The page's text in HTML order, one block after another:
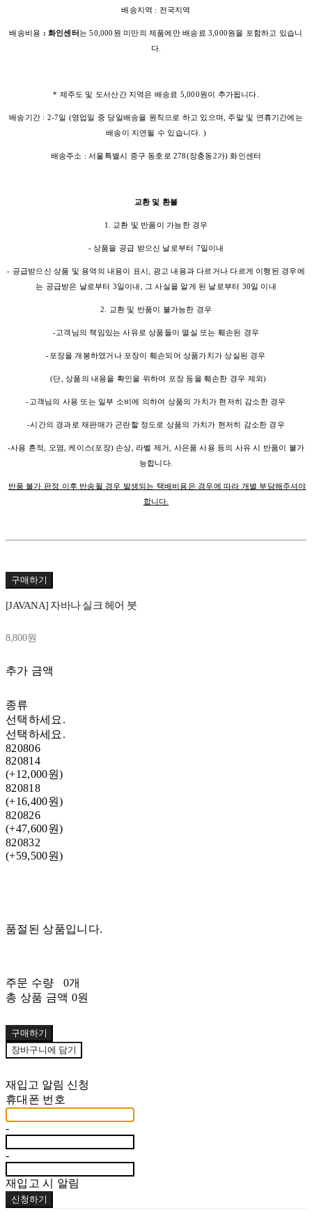
배송지역 : 전국지역
배송비용 : 화인센터는 50,000원 미만의 제품에만 배송료 3,000원을 포함하고 있습니
다.
* 제주도 및 도서산간 지역은 배송료 5,000원이 추가됩니다.
배송기간 : 2-7일 (영업일 중 당일배송을 원칙으로 하고 있으며, 주말 및 연휴기간에는
배송이 지연될 수 있습니다. )
배송주소 : 서울특별시 중구 동호로 278(장충동2가) 화인센터
교환 및 환불
1. 교환 및 반품이 가능한 경우
- 상품을 공급 받으신 날로부터 7일이내
- 공급받으신 상품 및 용역의 내용이 표시, 광고 내용과 다르거나 다르게 이행된 경우에
는 공급받은 날로부터 3일이내, 그 사실을 알게 된 날로부터 30일 이내
2. 교환 및 반품이 불가능한 경우
-고객님의 책임있는 사유로 상품들이 멸실 또는 훼손된 경우
-포장을 개봉하였거나 포장이 훼손되어 상품가치가 상실된 경우
(단, 상품의 내용을 확인을 위하여 포장 등을 훼손한 경우 제외)
-고객님의 사용 또는 일부 소비에 의하여 상품의 가치가 현저히 감소한 경우
-시간의 경과로 재판매가 곤란할 정도로 상품의 가치가 현저히 감소한 경우
-사용 흔적, 오염, 케이스(포장) 손상, 라벨 제거, 사은품 사용 등의 사유 시 반품이 불가
능합니다.
반품 불가 판정 이후 반송될 경우 발생되는 택배비용은 경우에 따라 개별 부담해주셔야
합니다.
구매하기
[JAVANA] 자바나 실크 헤어 붓
8,800원
추가 금액
종류
선택하세요.
선택하세요.
820806
820814
(+12,000원)
820818
(+16,400원)
820826
(+47,600원)
820832
(+59,500원)
품절된 상품입니다.
주문 수량
0개
총 상품 금액 0원
구매하기
장바구니에 담기
재입고 알림 신청
휴대폰 번호
-
-
재입고 시 알림
신청하기